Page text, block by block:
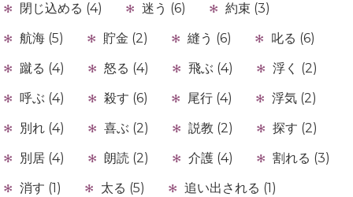
閉じ込める (4)
迷う (6)
約束 (3)
航海 (5)
貯金 (2) 縫う (6)
叱る (6)
蹴る (4)
怒る (4) 飛ぶ (4)
浮く (2)
呼ぶ (4)
殺す (6) 尾行 (4)
浮気 (2)
別れ (4)
喜ぶ (2) 説教 (2)
探す (2)
別居 (4)
朗読 (2) 介護 (4)
割れる (3)
消す (1)
太る (5)
追い出される (1)